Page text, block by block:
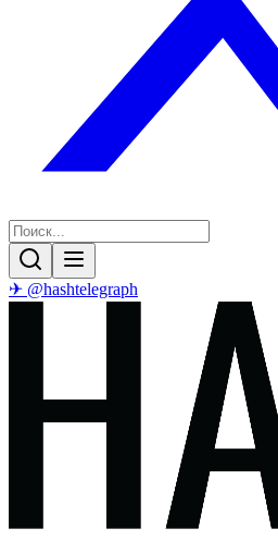
✈ @hashtelegraph